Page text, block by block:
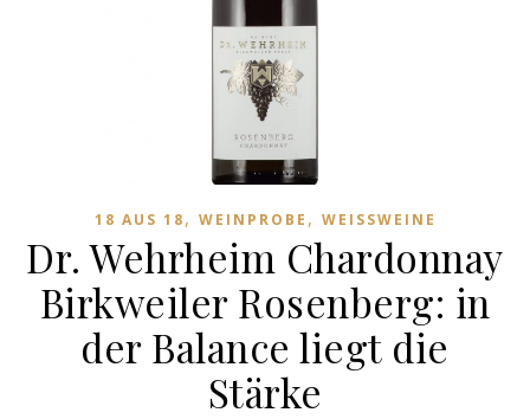
18 AUS 18, WEINPROBE , WEISSWEINE
Dr. Wehrheim Chardonnay
Birkweiler Rosenberg: in
der Balance liegt die
Stärke